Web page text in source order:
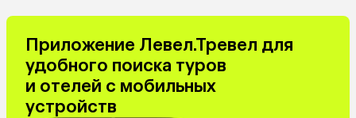
Приложение Левел.Тревел для
удобного поиска туров
и отелей с мобильных
устройств